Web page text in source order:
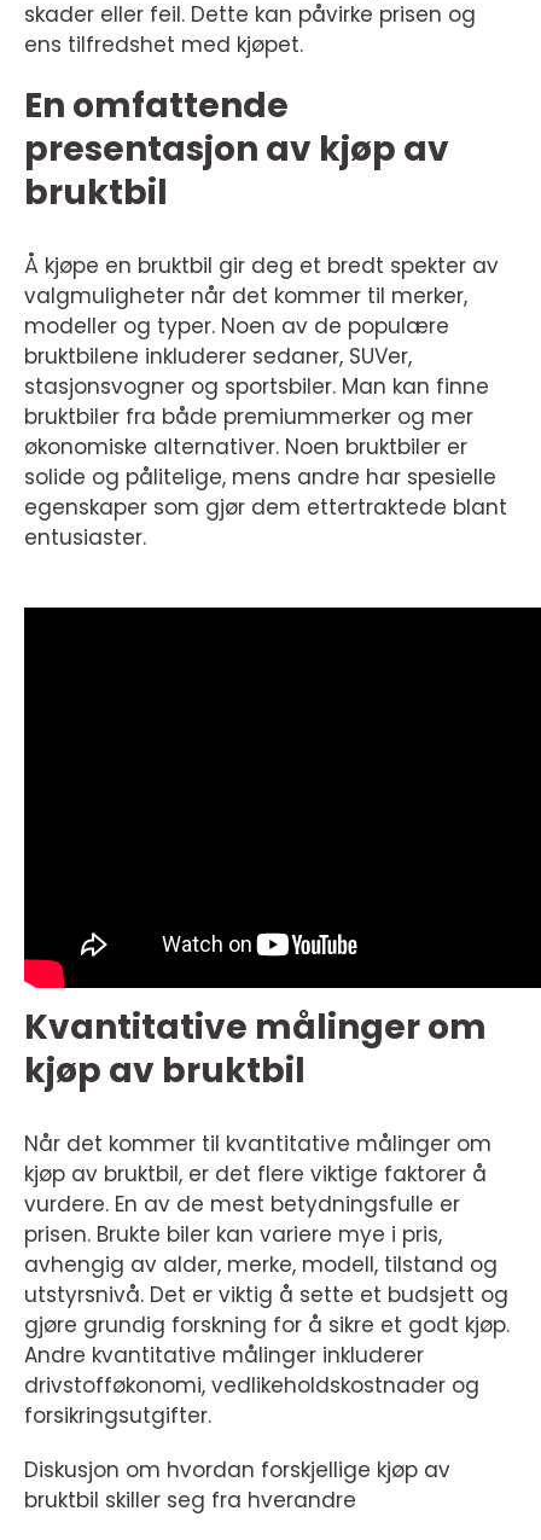
skader eller feil. Dette kan påvirke prisen og
ens tilfredshet med kjøpet.
En omfattende
presentasjon av kjøp av
bruktbil
Å kjøpe en bruktbil gir deg et bredt spekter av
valgmuligheter når det kommer til merker,
modeller og typer. Noen av de populære
bruktbilene inkluderer sedaner, SUVer,
stasjonsvogner og sportsbiler. Man kan finne
bruktbiler fra både premiummerker og mer
økonomiske alternativer. Noen bruktbiler er
solide og pålitelige, mens andre har spesielle
egenskaper som gjør dem ettertraktede blant
entusiaster.
Kvantitative målinger om
kjøp av bruktbil
Når det kommer til kvantitative målinger om
kjøp av bruktbil, er det flere viktige faktorer å
vurdere. En av de mest betydningsfulle er
prisen. Brukte biler kan variere mye i pris,
avhengig av alder, merke, modell, tilstand og
utstyrsnivå. Det er viktig å sette et budsjett og
gjøre grundig forskning for å sikre et godt kjøp.
Andre kvantitative målinger inkluderer
drivstofføkonomi, vedlikeholdskostnader og
forsikringsutgifter.
Diskusjon om hvordan forskjellige kjøp av
bruktbil skiller seg fra hverandre